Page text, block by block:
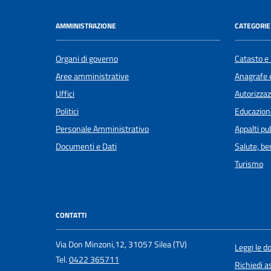
AMMINISTRAZIONE
Organi di governo
Aree amministrative
Uffici
Politici
Personale Amministrativo
Documenti e Dati
Catasto
Anagrafe
Appalti
Salute,
Turismo
CONTATTI
Via Don Minzoni,12, 31057 Silea (TV)
Tel.0422 365711
Leggi le
Richiedi